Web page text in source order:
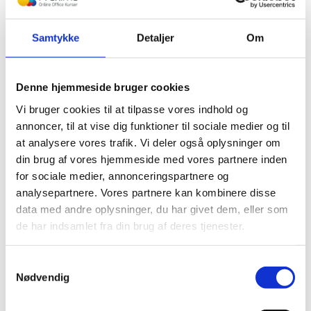
Samtykke Detaljer Om
Denne hjemmeside bruger cookies
Vi bruger cookies til at tilpasse vores indhold og
annoncer, til at vise dig funktioner til sociale medier og til
at analysere vores trafik. Vi deler også oplysninger om
din brug af vores hjemmeside med vores partnere inden
for sociale medier, annonceringspartnere og
analysepartnere. Vores partnere kan kombinere disse
data med andre oplysninger, du har givet dem, eller som
de har indsamlet fra din brug af deres tjenester.
Nødvendig
Start med manuel planlægning
Skift til automatisk planlægning til færdiggørelse
Når du har flere detaljer på plads, så skift opgaverne til
Hold styr på manglende information
Microsoft Projects værktøjer som noter og ikoner for at
sikre, at du ikke glemmer at opdatere manuelt planlagte
opgaver.
Opsummering
Automatisk manuel opgaveplanlægning er to nyttige
funktioner i Microsoft Project, der kan hjælpe dig med at
strukturere dine projekter mere effektivt.
Automatisk planlægning er fantastisk til at spare tid og holde
fleksibilitet i de tilfælde, hvor information mangler.